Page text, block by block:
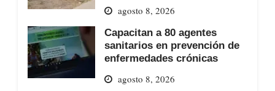
agosto 8, 2026
Capacitan a 80 agentes
sanitarios en prevención de
enfermedades crónicas
agosto 8, 2026